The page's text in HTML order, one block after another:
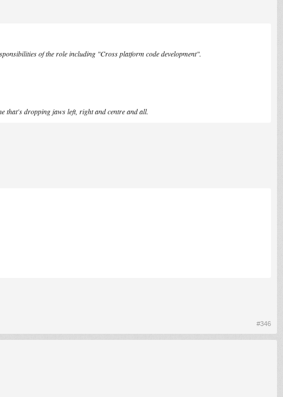
of the role including "Cross platform code development".
that's dropping jaws left, right and centre and all.
#346